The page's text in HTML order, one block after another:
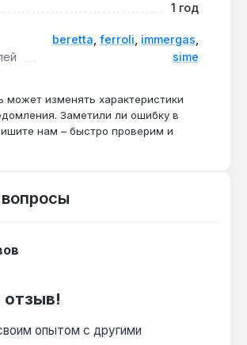
важен для безопасности котла
работу при недостаточном
1 год
beretta ferroli immergas
sime
может изменять характеристики
Заметили ли ошибку в
нам – быстро проверим и
отзыв!
опытом с другими